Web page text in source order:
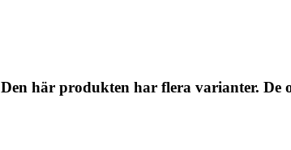
Den här produkten har flera varianter.